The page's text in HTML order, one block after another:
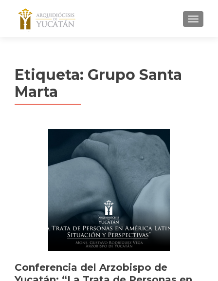
MENU
Etiqueta: Grupo Santa
Marta
Conferencia del Arzobispo de